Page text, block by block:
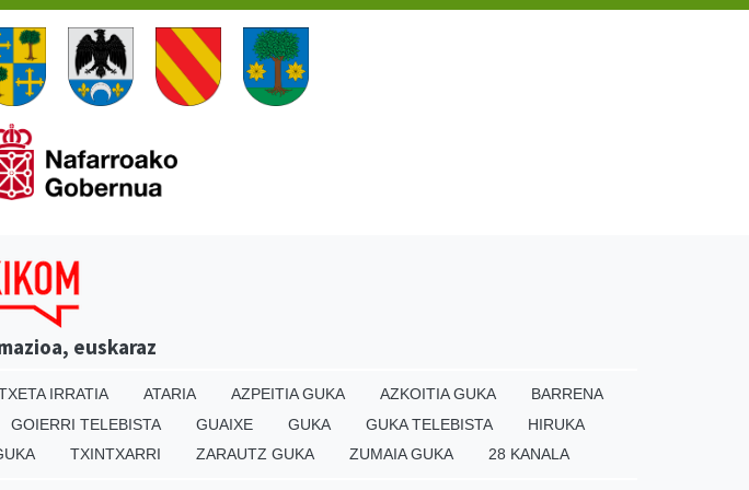
euskaraz
IRRATIA ATARIA AZPEITIA GUKA AZKOITIA GUKA
BARRENA
GOIERRI TELEBISTA GUAIXE GUKA GUKA TELEBISTA
HIRUKA
TXINTXARRI ZARAUTZ GUKA ZUMAIA GUKA 28 KANALA